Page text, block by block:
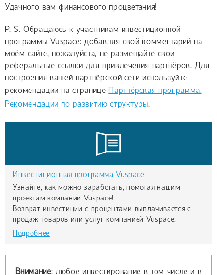
Удачного вам финансового процветания!
P. S. Обращаюсь к участникам инвестиционной
программы Vuspace: добавляя свой комментарий на
моём сайте, пожалуйста, не размещайте свои
реферальные ссылки для привлечения партнёров. Для
построения вашей партнёрской сети используйте
рекомендации на странице Партнёрская программа.
Рекомендации по развитию структуры.
Инвестиционная программа Vuspace
Узнайте, как можно заработать, помогая нашим
проектам компании Vuspace!
Возврат инвестиции с процентами выплачивается с
продаж товаров или услуг компанией Vuspace.
Подробнее
Внимание: любое инвестирование в том числе и в